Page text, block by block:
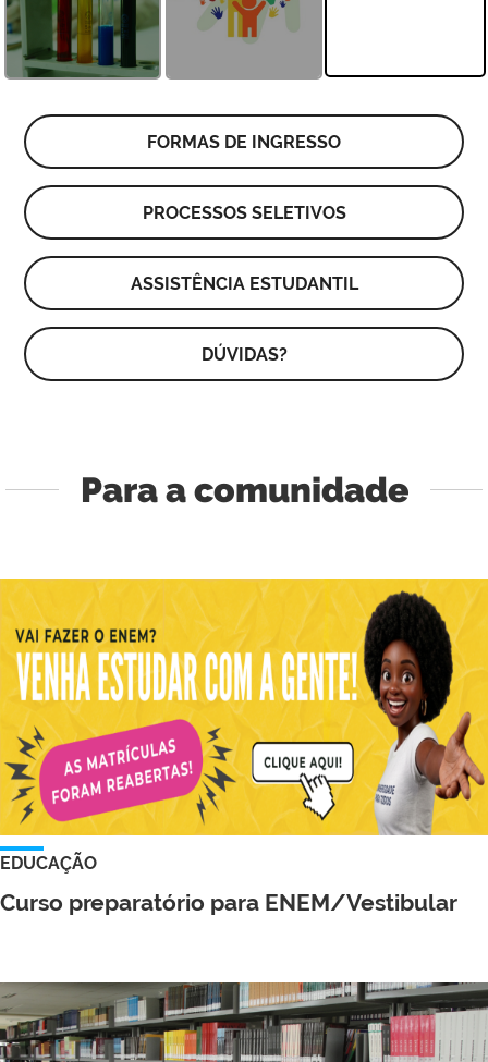
FORMAS DE INGRESSO
PROCESSOS SELETIVOS
ASSISTÊNCIA ESTUDANTIL
DÚVIDAS?
Para a comunidade
EDUCAÇÃO
Curso preparatório para ENEM/Vestibular